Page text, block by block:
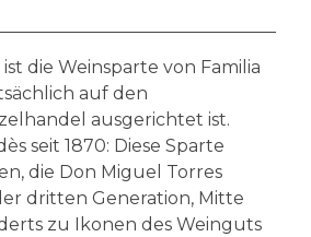
ist die Weinsparte von Familia
auf den
ausgerichtet ist.
seit 1870: Diese Sparte
die Don Miguel Torres
dritten Generation, Mitte
zu Ikonen des Weinguts